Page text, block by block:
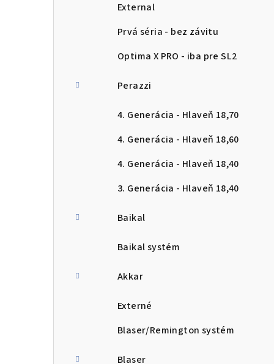
External
Prvá séria - bez závitu
Optima X PRO - iba pre SL2
Perazzi
4. Generácia - Hlaveň 18,70
4. Generácia - Hlaveň 18,60
4. Generácia - Hlaveň 18,40
3. Generácia - Hlaveň 18,40
Baikal
Baikal systém
Akkar
Externé
Blaser/Remington systém
Blaser